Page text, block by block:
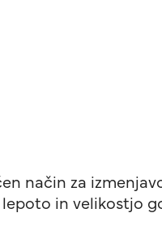
način za
in velikostjo